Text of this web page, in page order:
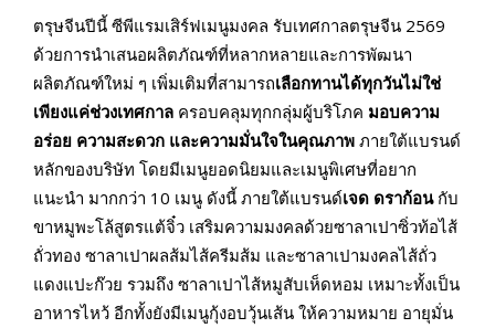
ตรุษจีนปีนี้ ซีพีแรมเสิร์ฟเมนูมงคล รับเทศกาลตรุษจีน 2569
ด้วยการนำเสนอผลิตภัณฑ์ที่หลากหลายและการพัฒนา
ผลิตภัณฑ์ใหม่ ๆ เพิ่มเติมที่สามารถเลือกทานได้ทุกวันไม่ใช่
เพียงแค่ช่วงเทศกาล ครอบคลุมทุกกลุ่มผู้บริโภค มอบความ
อร่อย ความสะดวก และความมั่นใจในคุณภาพ ภายใต้แบรนด์
หลักของบริษัท โดยมีเมนูยอดนิยมและเมนูพิเศษที่อยาก
แนะนำ มากกว่า 10 เมนู ดังนี้ ภายใต้แบรนด์เจด ดราก้อนกับ
ขาหมูพะโล้สูตรแต้จิ๋ว เสริมความมงคลด้วยซาลาเปาซิ่วท้อไส้
ถั่วทอง ซาลาเปาผลส้มไส้ครีมส้ม และซาลาเปามงคลไส้ถั่ว
แดงแปะก๊วย รวมถึง ซาลาเปาไส้หมูสับเห็ดหอม เหมาะทั้งเป็น
อาหารไหว้ อีกทั้งยังมีเมนูกุ้งอบวุ้นเส้น ให้ความหมาย อายุมั่น